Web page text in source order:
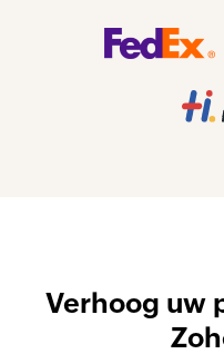
Verhoog uw